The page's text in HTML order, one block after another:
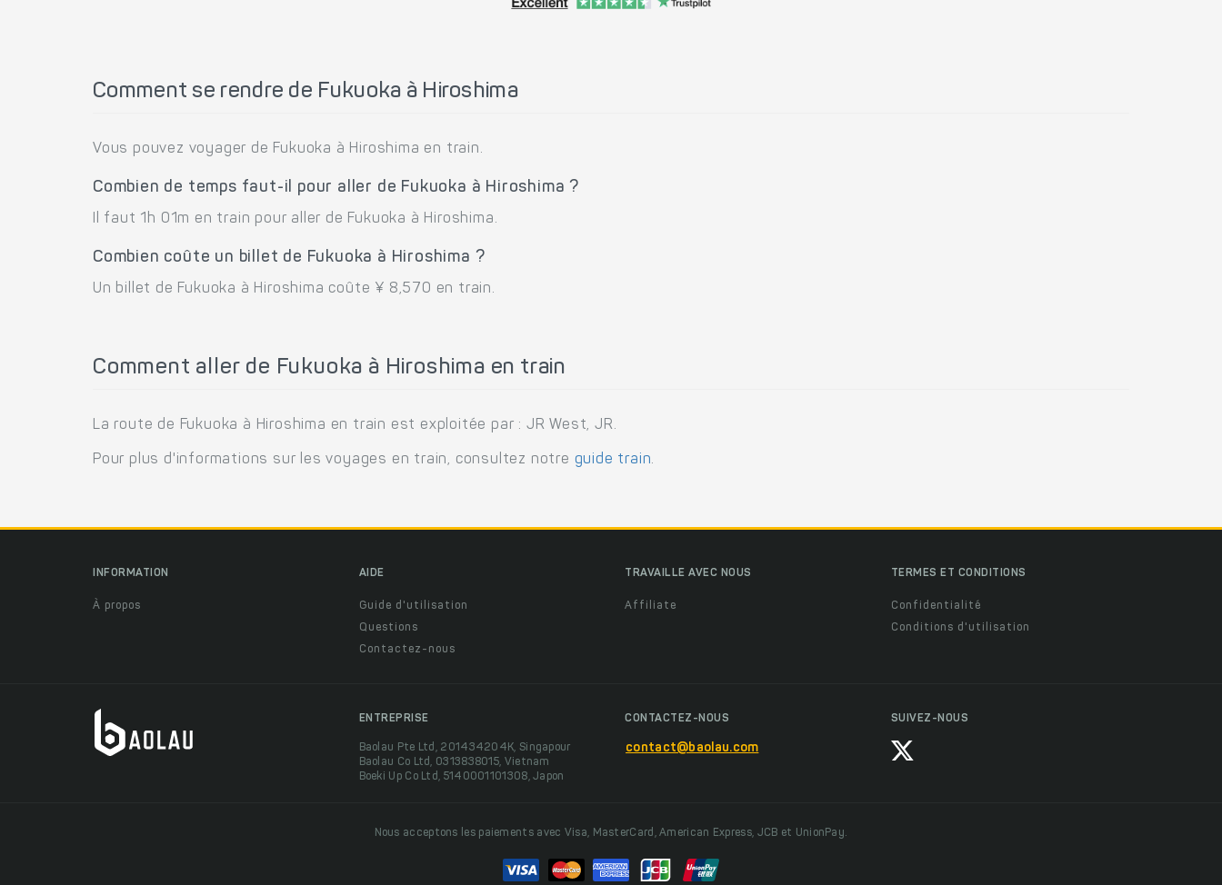
Comment se rendre de Fukuoka à Hiroshima
Vous pouvez voyager de Fukuoka à Hiroshima en train.
Combien de temps faut-il pour aller de Fukuoka à Hiroshima ?
Il faut 1h 01m en train pour aller de Fukuoka à Hiroshima.
Combien coûte un billet de Fukuoka à Hiroshima ?
Un billet de Fukuoka à Hiroshima coûte ¥ 8,570 en train.
Comment aller de Fukuoka à Hiroshima en train
La route de Fukuoka à Hiroshima en train est exploitée par : JR West, JR.
Pour plus d'informations sur les voyages en train, consultez notre guide train.
INFORMATION
À propos
AIDE
Guide d'utilisation
Questions
Contactez-nous
TRAVAILLE AVEC NOUS
Affiliate
TERMES ET CONDITIONS
Confidentialité
Conditions d'utilisation
ENTREPRISE
Baolau Pte Ltd, 201434204K, Singapour
Baolau Co Ltd, 0313838015, Vietnam
Boeki Up Co Ltd, 5140001101308, Japon
CONTACTEZ-NOUS
contact@baolau.com
SUIVEZ-NOUS
Nous acceptons les paiements avec Visa, MasterCard, American Express, JCB et UnionPay.